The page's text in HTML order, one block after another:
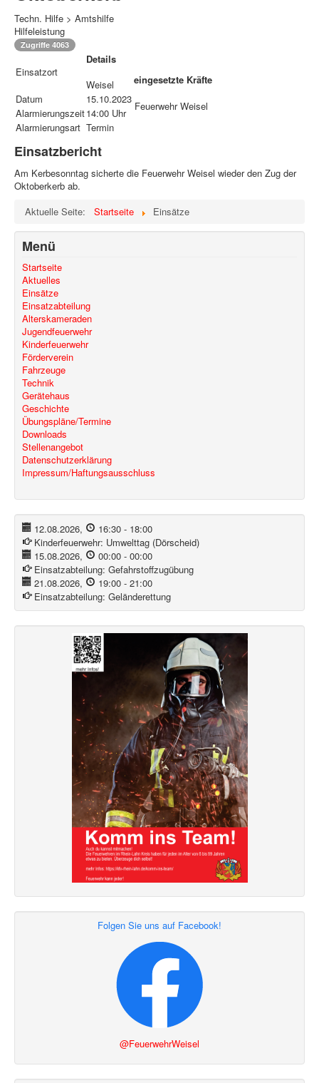
Techn. Hilfe > Amtshilfe
Hilfeleistung
Zugriffe 4063
Einsatzort
Details
Weisel
Datum
15.10.2023
Alarmierungszeit14:00 Uhr
Alarmierungsart Termin
eingesetzte Kräfte
Feuerwehr Weisel
Einsatzbericht
Am Kerbesonntag sicherte die Feuerwehr Weisel wieder den Zug der
Oktoberkerb ab.
Aktuelle Seite:
Startseite Einsätze
Menü
Startseite
Aktuelles
Einsätze
Einsatzabteilung
Alterskameraden
Jugendfeuerwehr
Kinderfeuerwehr
Förderverein
Fahrzeuge
Technik
Gerätehaus
Geschichte
Übungspläne/Termine
Downloads
Stellenangebot
Datenschutzerklärung
Impressum/Haftungsausschluss
12.08.2026, 16:30- 18:00
Kinderfeuerwehr: Umwelttag (Dörscheid)
15.08.2026, 00:00- 00:00
Einsatzabteilung:Gefahrstoffzugübung
21.08.2026, 19:00- 21:00
Einsatzabteilung:Geländerettung
Folgen Sie uns auf Facebook!
@FeuerwehrWeisel